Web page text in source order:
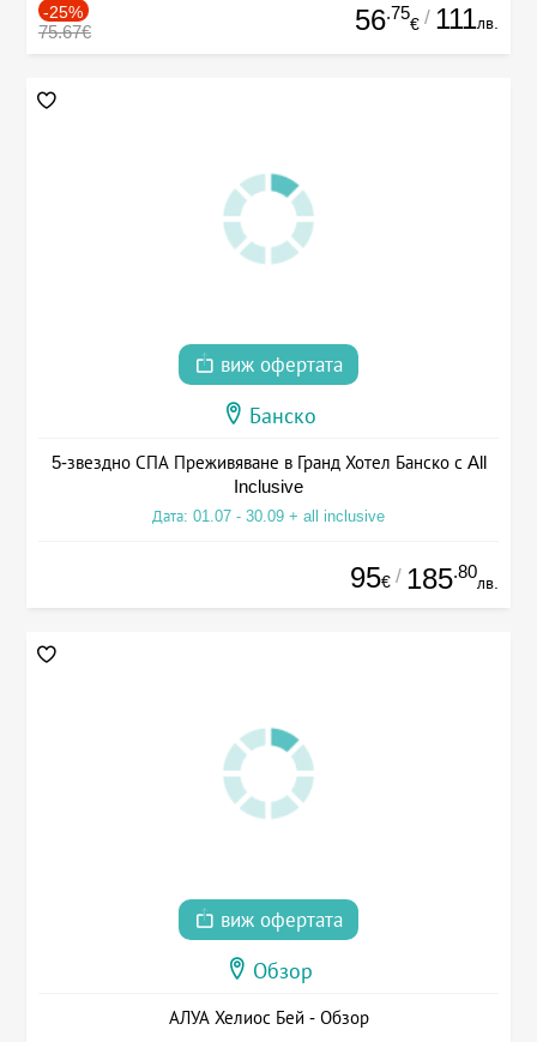
-25%
75.67€ 56.75
€ / 111лв.
виж офертата
Банско
5-звездно СПА Преживяване в Гранд Хотел Банско с All
Inclusive
Дата: 01.07 - 30.09 + all inclusive
95€ / 185.80
лв.
виж офертата
Обзор
АЛУА Хелиос Бей - Обзор